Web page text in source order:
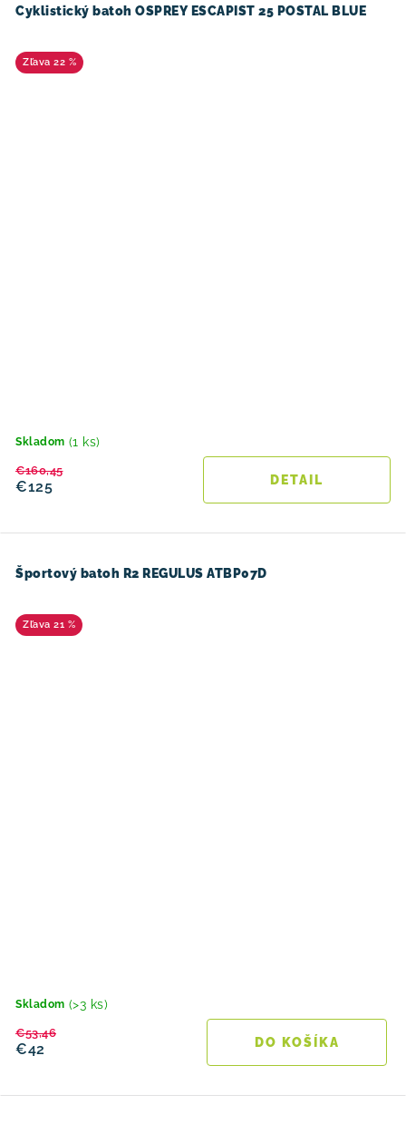
Cyklistický batoh OSPREY ESCAPIST 25 POSTAL BLUE
22 %
Skladom (1 ks)
€125
€160,45
DETAIL
Športový batoh R2 REGULUS ATBP07D
21 %
Skladom (>3 ks)
€42
€53,46
DO KOŠÍKA